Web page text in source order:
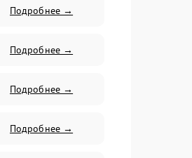
Подробнее →
Подробнее →
Подробнее →
Подробнее →